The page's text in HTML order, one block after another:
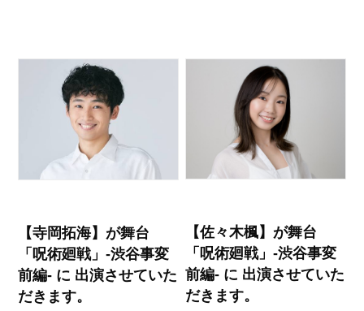
【寺岡拓海】が舞台
「呪術廻戦」-渋谷事変
前編- に 出演させていた
だきます。
【佐々木楓】が舞台
「呪術廻戦」-渋谷事変
前編- に 出演させていた
だきます。